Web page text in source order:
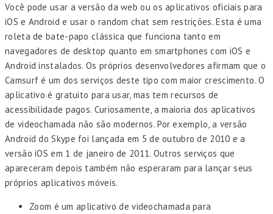
Você pode usar a versão da web ou os aplicativos oficiais para
iOS e Android e usar o random chat sem restrições. Esta é uma
roleta de bate-papo clássica que funciona tanto em
navegadores de desktop quanto em smartphones com iOS e
Android instalados. Os próprios desenvolvedores afirmam que o
Camsurf é um dos serviços deste tipo com maior crescimento. O
aplicativo é gratuito para usar, mas tem recursos de
acessibilidade pagos. Curiosamente, a maioria dos aplicativos
de videochamada não são modernos. Por exemplo, a versão
Android do Skype foi lançada em 5 de outubro de 2010 e a
versão iOS em 1 de janeiro de 2011. Outros serviços que
apareceram depois também não esperaram para lançar seus
próprios aplicativos móveis.
Zoom é um aplicativo de videochamada para